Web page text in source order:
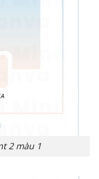
2 màu 1